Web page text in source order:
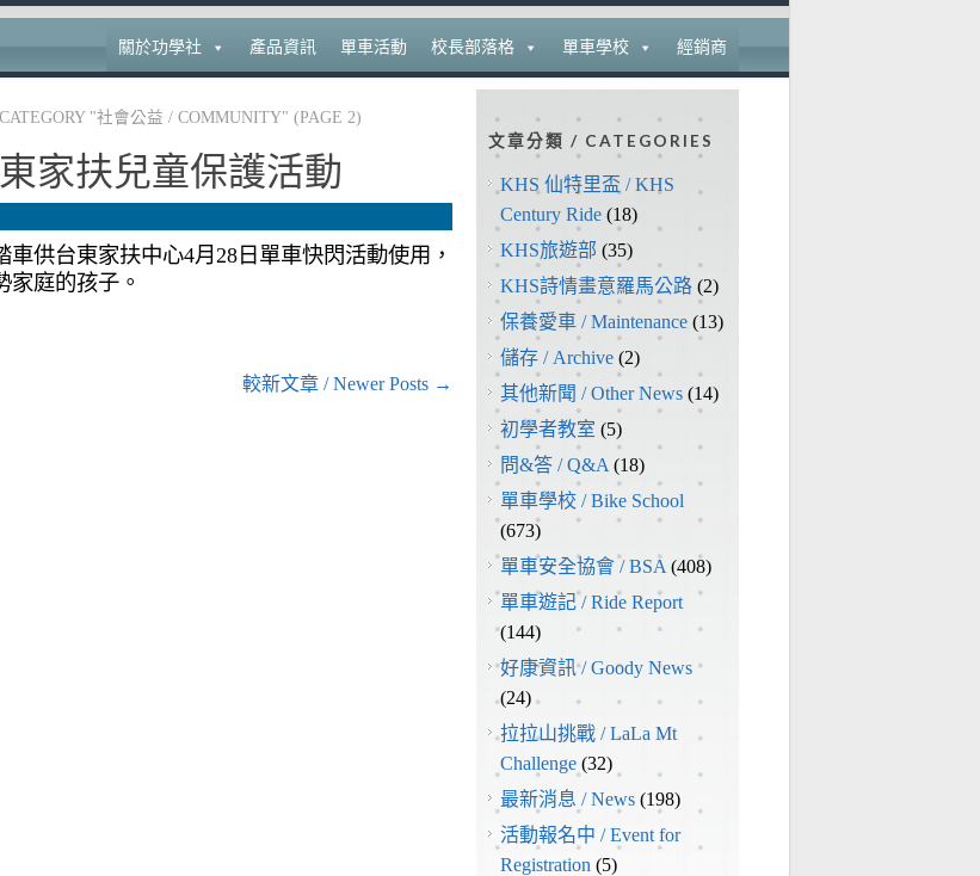
關於功學社 產品資訊 單車活動 校長部落格 單車學校 經銷商
"社會公益 / COMMUNITY" (PAGE 2)
家扶兒童保護活動
供台東家扶中心4月28日單車快閃活動使用，
家庭的孩子。
較新文章 / Newer Posts →
文章分類 / CATEGORIES
KHS 仙特里盃 / KHS
Century Ride (18)
KHS旅遊部 (35)
KHS詩情畫意羅馬公路 (2)
保養愛車 / Maintenance (13)
儲存 / Archive (2)
其他新聞 / Other News (14)
初學者教室 (5)
問&答 / Q&A (18)
單車學校 / Bike School
(673)
單車安全協會 / BSA (408)
單車遊記 / Ride Report
(144)
好康資訊 / Goody News
(24)
拉拉山挑戰 / LaLa Mt
Challenge (32)
最新消息 / News (198)
活動報名中 / Event for
Registration (5)